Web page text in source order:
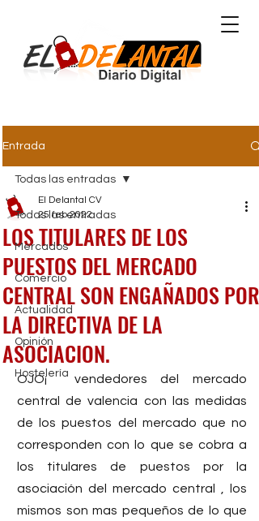
Entrada
Todas las entradas
Mercados
Comercio
Actualidad
Opinión
Hostelería
Todas las entradas
LOS TITULARES DE LOS
PUESTOS DEL MERCADO
CENTRAL SON ENGAÑADOS POR
LA DIRECTIVA DE LA
ASOCIACION.
El Delantal CV
25 feb 2022
OJO¡  vendedores del mercado
central de valencia con las medidas
de los puestos del mercado que no
corresponden con lo que se cobra a
los titulares de puestos por la
asociación del mercado central , los
mismos son mas pequeños de lo que